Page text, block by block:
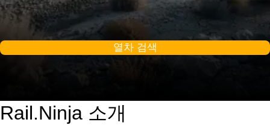
열차 검색
Rail.Ninja 소개